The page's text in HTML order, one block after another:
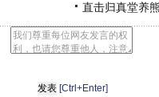
直击归真堂养
[Ctrl+Enter]